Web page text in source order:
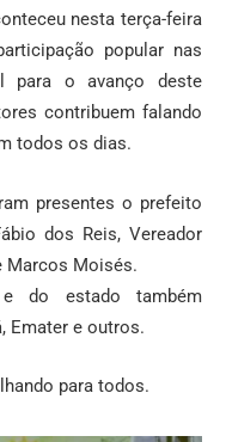
nesta terça-feira
popular nas
para o avanço deste
contribuem falando
todos os dias.
presentes o prefeito
dos Reis, Vereador
Marcos Moisés.
do estado também
Emater e outros.
para todos.